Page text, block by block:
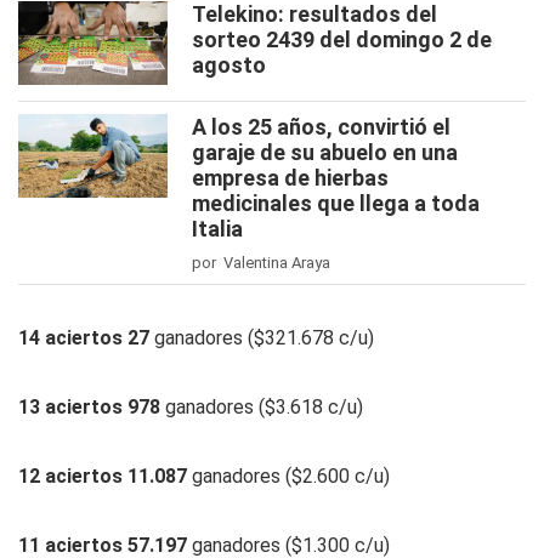
Telekino: resultados del
sorteo 2439 del domingo 2 de
agosto
A los 25 años, convirtió el
garaje de su abuelo en una
empresa de hierbas
medicinales que llega a toda
Italia
por Valentina Araya
14 aciertos 27 ganadores ($321.678 c/u)
13 aciertos 978 ganadores ($3.618 c/u)
12 aciertos 11.087 ganadores ($2.600 c/u)
11 aciertos 57.197 ganadores ($1.300 c/u)